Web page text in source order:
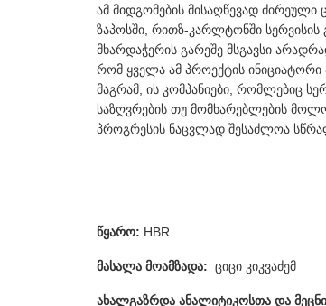
ამ მიდგომების მისაღწევად
ზაპოსში, რითზ-კარლტონში სერვისის
მხარდაჭერის გარეშე მსგავსი
რომ ყველა ამ პროექტის
მაგრამ, ის კომპანიები, რომლებიც
საზღვრების თუ მომხარებლების
პროგრესის ნაცვლად შესაძლოა
წყარო: HBR
მასალა მოამზადა: ციცი კიკვაძემ
ახალგაზრდა ანალიტიკოსთა და